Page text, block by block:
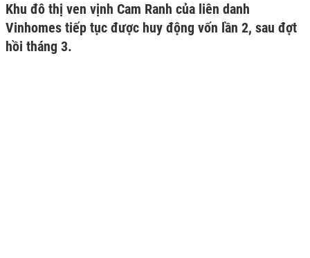
Khu đô thị ven vịnh Cam Ranh của liên danh
Vinhomes tiếp tục được huy động vốn lần 2, sau đợt
hồi tháng 3.